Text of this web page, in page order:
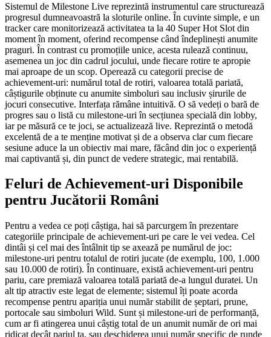
Sistemul de Milestone Live reprezintă instrumentul care structurează
progresul dumneavoastră la sloturile online. În cuvinte simple, e un
tracker care monitorizează activitatea ta la 40 Super Hot Slot din
moment în moment, oferind recompense când îndeplinești anumite
praguri. În contrast cu promoțiile unice, acesta rulează continuu,
asemenea un joc din cadrul jocului, unde fiecare rotire te apropie
mai aproape de un scop. Operează cu categorii precise de
achievement-uri: numărul total de rotiri, valoarea totală pariată,
câștigurile obținute cu anumite simboluri sau inclusiv șirurile de
jocuri consecutive. Interfața rămâne intuitivă. O să vedeți o bară de
progres sau o listă cu milestone-uri în secțiunea specială din lobby,
iar pe măsură ce te joci, se actualizează live. Reprezintă o metodă
excelentă de a te menține motivat și de a observa clar cum fiecare
sesiune aduce la un obiectiv mai mare, făcând din joc o experiență
mai captivantă și, din punct de vedere strategic, mai rentabilă.
Feluri de Achievement-uri Disponibile
pentru Jucătorii Români
Pentru a vedea ce poți câștiga, hai să parcurgem în prezentare
categoriile principale de achievement-uri pe care le vei vedea. Cel
dintâi și cel mai des întâlnit tip se axează pe numărul de joc:
milestone-uri pentru totalul de rotiri jucate (de exemplu, 100, 1.000
sau 10.000 de rotiri). În continuare, există achievement-uri pentru
pariu, care premiază valoarea totală pariată de-a lungul duratei. Un
alt tip atractiv este legat de elemente; sistemul îți poate acorda
recompense pentru apariția unui număr stabilit de șeptari, prune,
portocale sau simboluri Wild. Sunt și milestone-uri de performanță,
cum ar fi atingerea unui câștig total de un anumit număr de ori mai
ridicat decât pariul ta, sau deschiderea unui număr specific de runde